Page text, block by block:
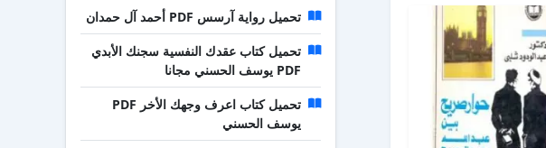
تحميل رواية آرسس PDF أحمد آل حمدان
تحميل كتاب عقدك النفسية سجنك الأبدي
PDF يوسف الحسني مجانا
تحميل كتاب اعرف وجهك الأخر PDF
يوسف الحسني